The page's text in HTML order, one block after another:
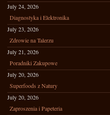
July 24, 2026
Diagnostyka i Elektronika
July 23, 2026
Zdrowie na Talerzu
July 21, 2026
Poradniki Zakupowe
July 20, 2026
Superfoods z Natury
July 20, 2026
Zaproszenia i Papeteria